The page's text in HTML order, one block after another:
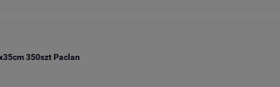
350szt Paclan